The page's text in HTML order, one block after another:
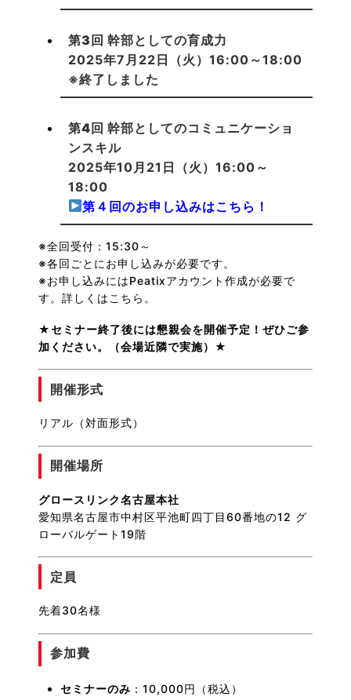
第3回 幹部としての育成力
2025年7月22日（火）16:00～18:00
※終了しました
第4回 幹部としてのコミュニケーショ
ンスキル
2025年10月21日（火）16:00～
18:00
第４回のお申し込みはこちら！
※全回受付：15:30～
※各回ごとにお申し込みが必要です。
※お申し込みにはPeatixアカウント作成が必要で
す。詳しくはこちら 。
★セミナー終了後には懇親会を開催予定！ぜひご参
加ください。（会場近隣で実施）★
開催形式
リアル（対面形式）
開催場所
グロースリンク名古屋本社
愛知県名古屋市中村区平池町四丁目60番地の12 グ
ローバルゲート19階
定員
先着30名様
参加費
セミナーのみ ：10,000円（税込）